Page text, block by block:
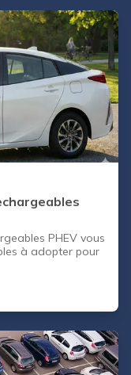
PHEV vous
à adopter pour